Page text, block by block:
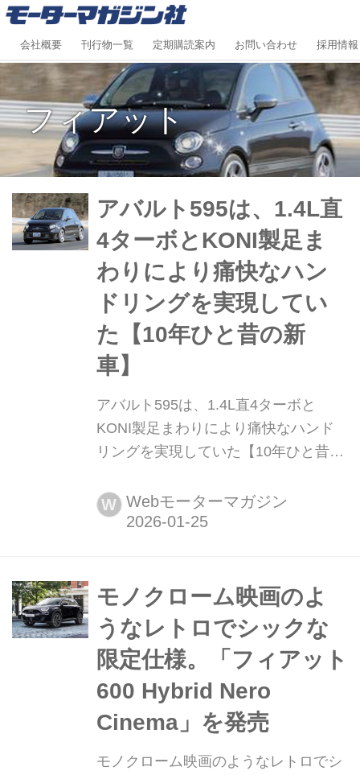
会社概要 刊行物一覧 定期購読案内 お問い合わせ 採用情報
フィアット
アバルト595は、1.4L直
4ターボとKONI製足ま
わりにより痛快なハン
ドリングを実現してい
た【10年ひと昔の新
車】
アバルト595は、1.4L直4ターボと
KONI製足まわりにより痛快なハンド
リングを実現していた【10年ひと昔の
が、およそ10年前のクルマは環境や安
全を重視する傾向が強まっていた。そ
は、2013年1月にラインナップが刷新
された「アバルト 500/595」シリーズ
だ。
W Webモーターマガジン
モノクローム映画のよ
うなレトロでシックな
限定仕様。「フィアット
600 Hybrid Nero
Cinema」を発売
モノクローム映画のようなレトロでシ